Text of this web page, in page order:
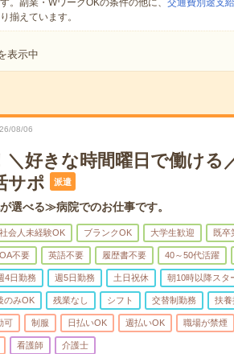
。副業・WワークOKの条件の他に、 交通費別途支
揃えています。
表示中
08/06
＼好きな時間曜日で働ける
サポ
派遣
選べる≫病院でのお仕事です。
社会人未経験OK ブランクOK 大学生歓迎 既卒
OA不要 英語不要 履歴書不要 40～50代活躍
4日勤務 週5日勤務 土日祝休 朝10時以降スタ
のみOK 残業なし シフト 交替制勤務 扶養
可 制服 日払いOK 週払いOK 職場が禁煙
看護師 介護士